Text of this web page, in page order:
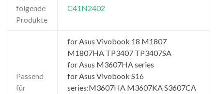
folgende
Produkte
C41N2402
Passend
für
for Asus Vivobook 18 M1807
M1807HA TP3407 TP3407SA
for Asus M3607HA series
for Asus Vivobook S16
series:M3607HA M3607KA S3607CA